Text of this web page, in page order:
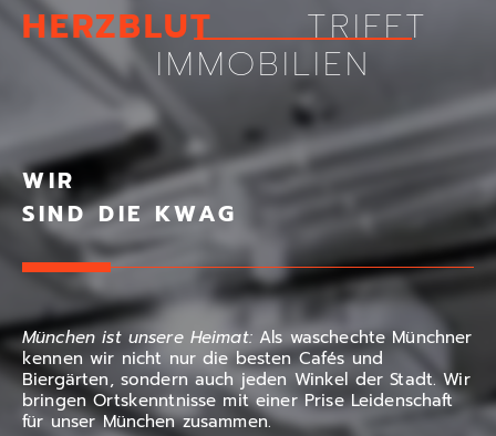
HERZBLUT
TRIFFT
IMMOBILIEN
WIR
SIND DIE KWAG
München ist unsere Heimat:Als waschechte Münchner
kennen wir nicht nur die besten Cafés und
Biergärten, sondern auch jeden Winkel der Stadt. Wir
bringen Ortskenntnisse mit einer Prise Leidenschaft
für unser München zusammen.